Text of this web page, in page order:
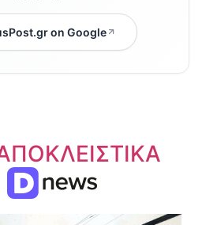
on Google